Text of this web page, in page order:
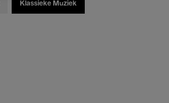
Klassieke Muziek